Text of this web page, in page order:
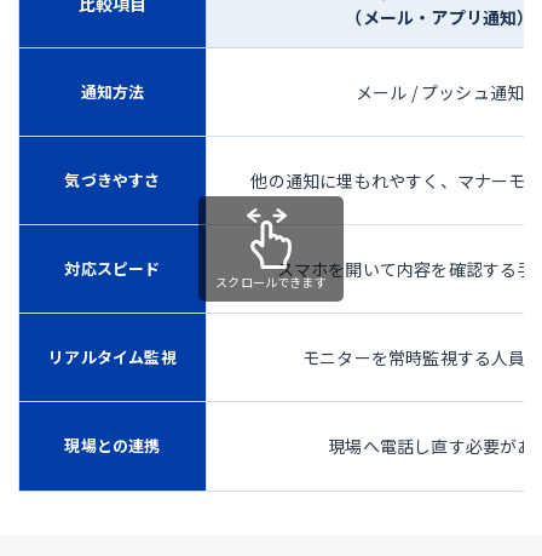
（メール・アプリ通知）
通知方法 メール / プッシュ通知
気づきやすさ 他の通知に埋もれやすく、マナーモ
対応スピード スマホを開いて内容を確認する手
リアルタイム監視 モニターを常時監視する人員
現場との連携 現場へ電話し直す必要があ